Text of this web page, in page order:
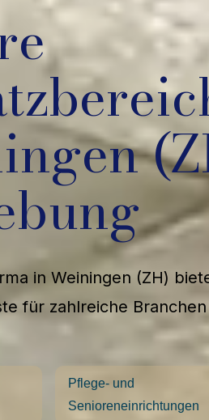
in Weiningen (ZH)
für zahlreiche
Pflege- und
Senioreneinrichtungen